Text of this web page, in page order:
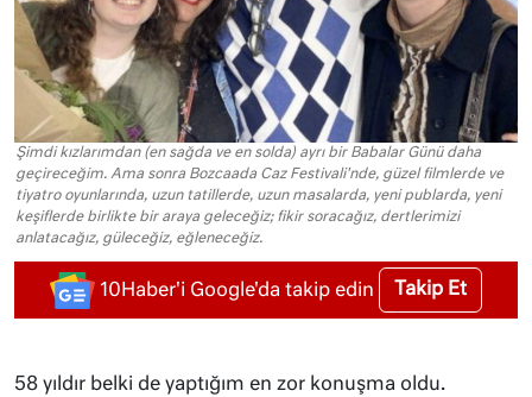
Şimdi kızlarımdan (en sağda ve en solda) ayrı bir Babalar Günü daha
geçireceğim. Ama sonra Bozcaada Caz Festivali'nde, güzel filmlerde ve
tiyatro oyunlarında, uzun tatillerde, uzun masalarda, yeni publarda, yeni
keşiflerde birlikte bir araya geleceğiz; fikir soracağız, dertlerimizi
anlatacağız, güleceğiz, eğleneceğiz.
10Haber'i Google'da takip edin Takip Et
58 yıldır belki de yaptığım en zor konuşma oldu.